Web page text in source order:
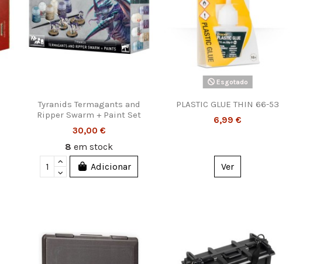
Tyranids Termagants and
Ripper Swarm + Paint Set
30,00 €
8em stock
Adicionar
Esgotado
PLASTIC GLUE THIN 66-53
6,99 €
Ver